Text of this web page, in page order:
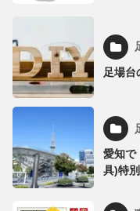
足場台
愛知で
具)特